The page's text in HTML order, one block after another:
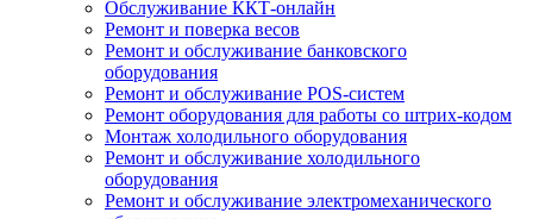
Обслуживание ККТ-онлайн
Ремонт и поверка весов
Ремонт и обслуживание банковского
оборудования
Ремонт и обслуживание POS-систем
Ремонт оборудования для работы со штрих-кодом
Монтаж холодильного оборудования
Ремонт и обслуживание холодильного
оборудования
Ремонт и обслуживание электромеханического